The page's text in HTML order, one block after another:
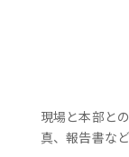
現場と本部と
真、報告書な